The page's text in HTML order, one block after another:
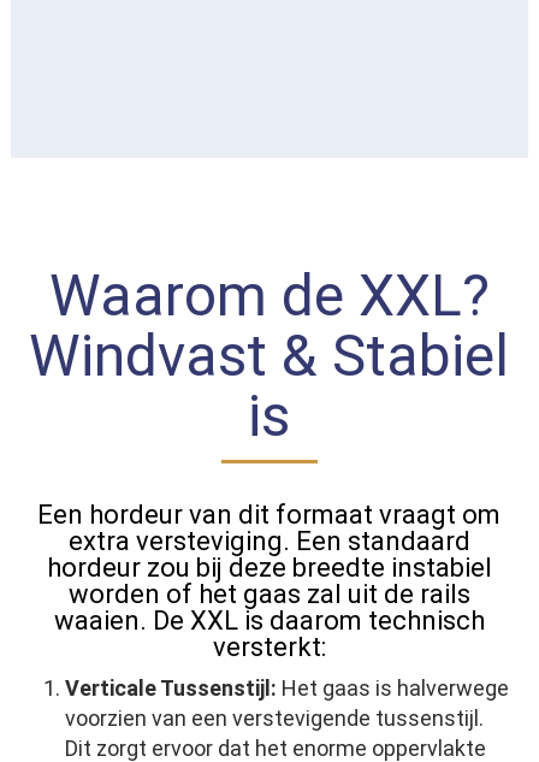
Waarom de XXL?
Windvast & Stabiel
is
Een hordeur van dit formaat vraagt om
extra versteviging. Een standaard
hordeur zou bij deze breedte instabiel
worden of het gaas zal uit de rails
waaien. De XXL is daarom technisch
versterkt:
Verticale Tussenstijl: Het gaas is halverwege
voorzien van een verstevigende tussenstijl.
Dit zorgt ervoor dat het enorme oppervlakte